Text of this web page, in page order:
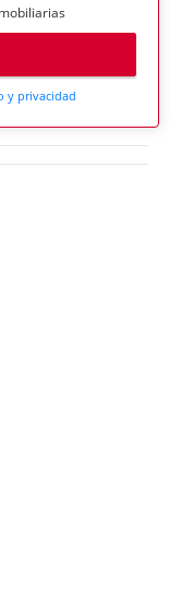
y privacidad